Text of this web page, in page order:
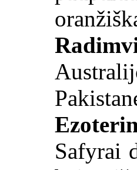
Safyrai